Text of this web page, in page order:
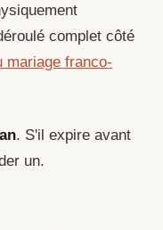
complet côté
mariage franco-
. S'il expire avant
un.